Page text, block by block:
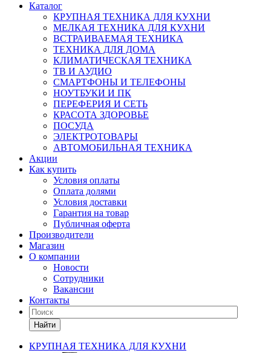
Каталог
КРУПНАЯ ТЕХНИКА ДЛЯ КУХНИ
МЕЛКАЯ ТЕХНИКА ДЛЯ КУХНИ
ВСТРАИВАЕМАЯ ТЕХНИКА
ТЕХНИКА ДЛЯ ДОМА
КЛИМАТИЧЕСКАЯ ТЕХНИКА
ТВ И AУДИО
СМАРТФОНЫ И ТЕЛЕФОНЫ
НОУТБУКИ И ПК
ПЕРЕФЕРИЯ И СЕТЬ
КРАСОТА ЗДОРОВЬЕ
ПОСУДА
ЭЛЕКТРОТОВАРЫ
АВТОМОБИЛЬНАЯ ТЕХНИКА
Акции
Как купить
Условия оплаты
Оплата долями
Условия доставки
Гарантия на товар
Публичная оферта
Производители
Магазин
О компании
Новости
Сотрудники
Вакансии
Контакты
Найти
КРУПНАЯ ТЕХНИКА ДЛЯ КУХНИ